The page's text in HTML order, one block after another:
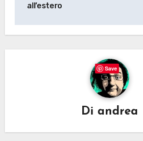
all’estero
Di andrea
Save